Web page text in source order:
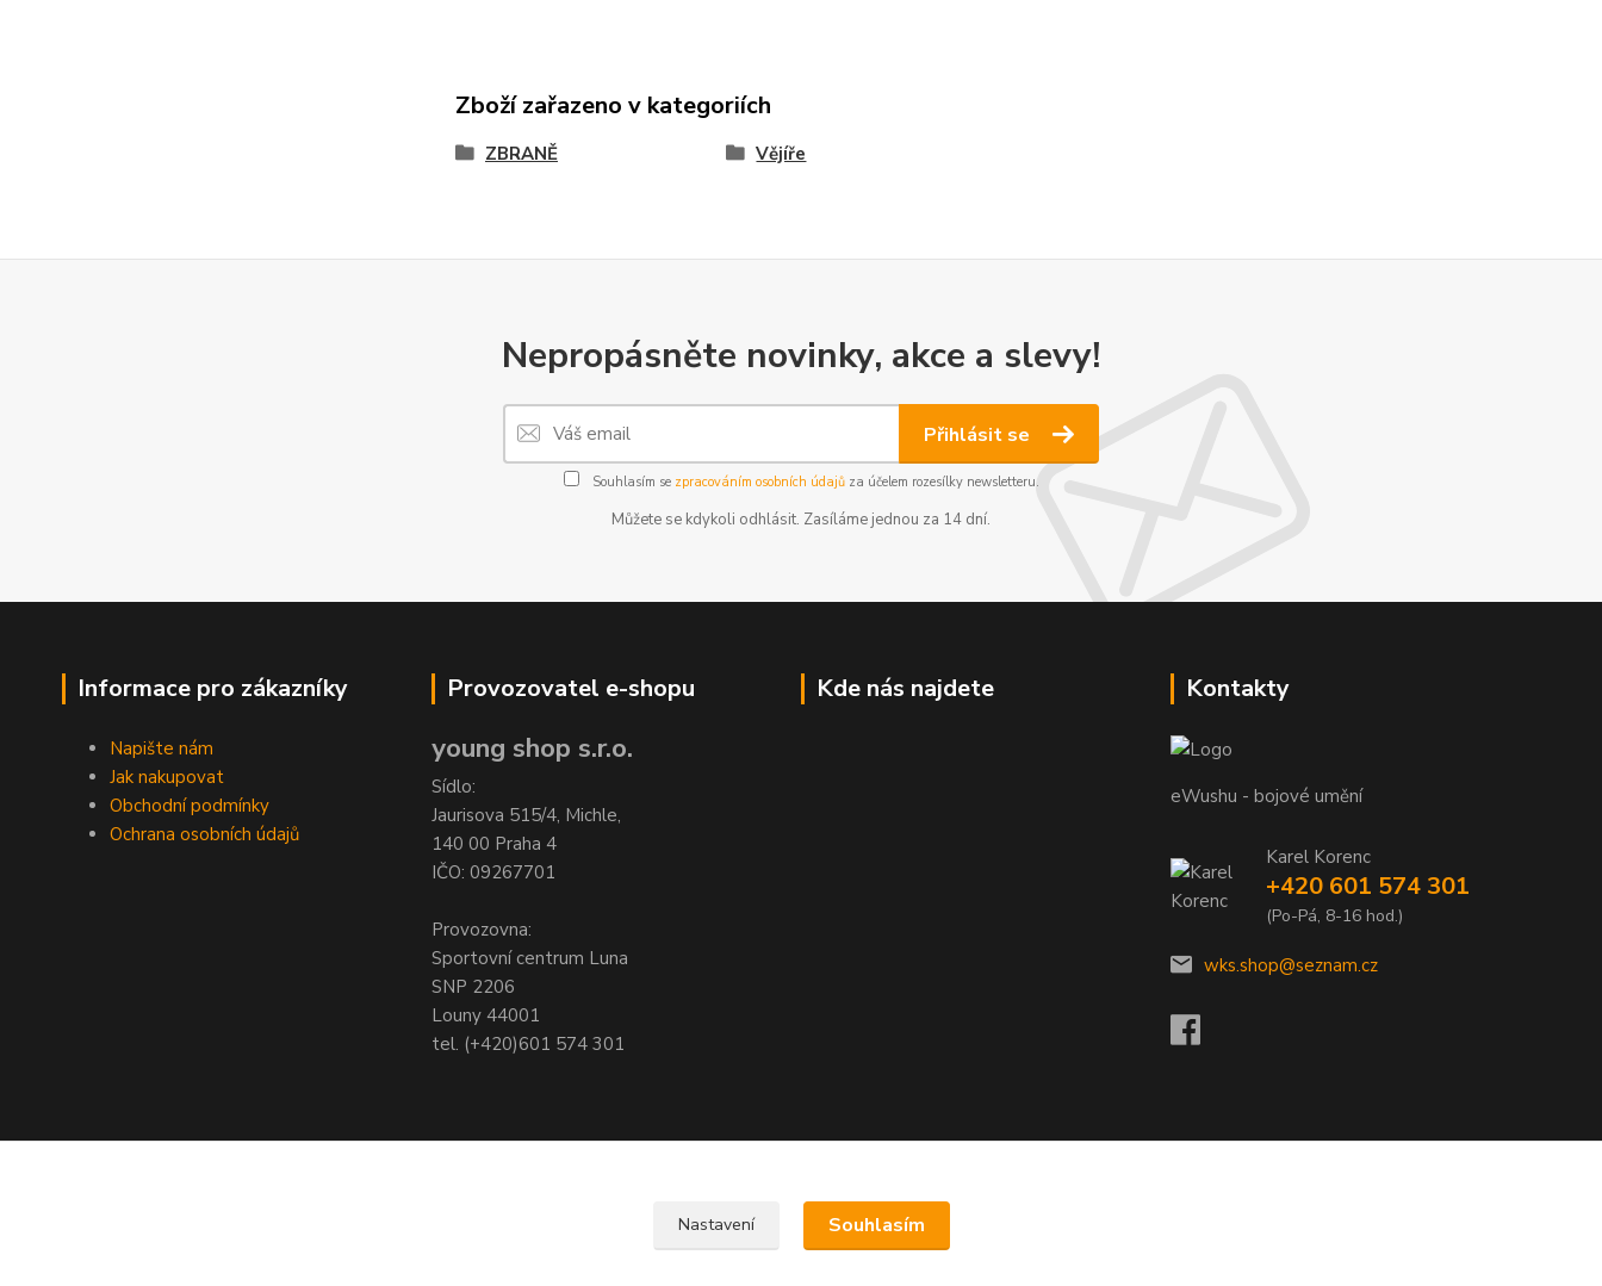
Zboží zařazeno v kategoriích
ZBRANĚ Vějíře
Nepropásněte novinky, akce a slevy!
Přihlásit se
Souhlasím se zpracováním osobních údajůza účelem rozesílky newsletteru.
Můžete se kdykoli odhlásit. Zasíláme jednou za 14 dní.
Informace pro zákazníky
Napište nám
Jak nakupovat
Obchodní podmínky
Ochrana osobních údajů
Provozovatel e-shopu
young shop s.r.o.
Sídlo:
Jaurisova 515/4, Michle,
140 00 Praha 4
IČO: 09267701
Provozovna:
Sportovní centrum Luna
SNP 2206
Louny 44001
tel. (+420)601 574 301
Kde nás najdete Kontakty
eWushu - bojové umění
Karel Korenc
+420 601 574 301
(Po-Pá, 8-16 hod.)
wks.shop@seznam.cz
Nastavení Souhlasím